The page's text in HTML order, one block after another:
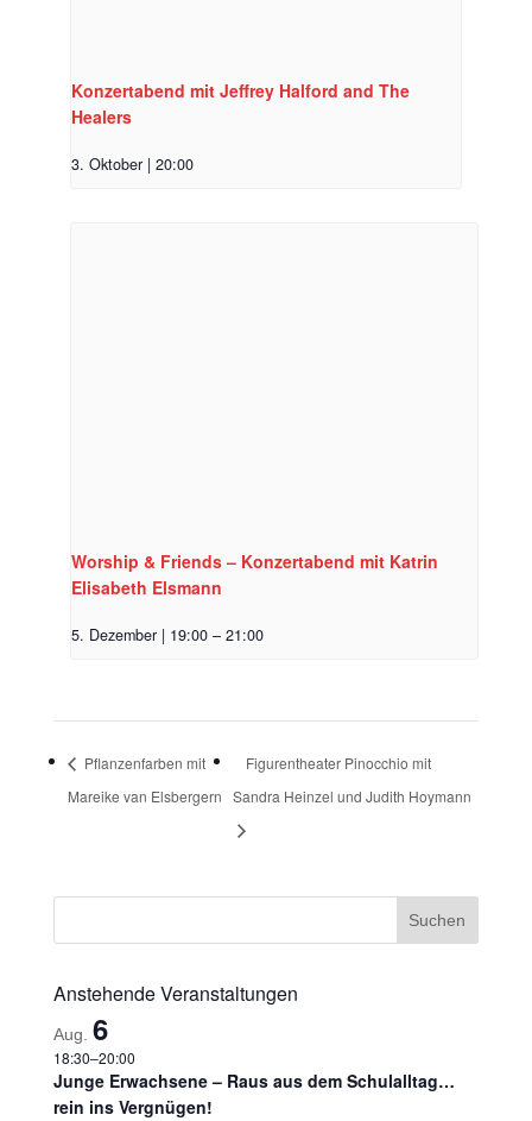
Konzertabend mit Jeffrey Halford and The
Healers
3. Oktober | 20:00
Worship & Friends – Konzertabend mit Katrin
Elisabeth Elsmann
5. Dezember | 19:00 – 21:00
Pflanzenfarben mit
Mareike van Elsbergern
Figurentheater Pinocchio mit
Sandra Heinzel und Judith Hoymann
Anstehende Veranstaltungen
Aug. 6
18:30–20:00
Junge Erwachsene – Raus aus dem Schulalltag…
rein ins Vergnügen!